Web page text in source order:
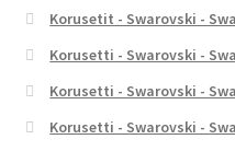
Korusetit - Swarovski -
Korusetti - Swarovski -
Korusetti - Swarovski -
Korusetti - Swarovski -